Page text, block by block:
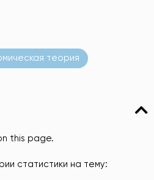
теория
this page.
статистики на тему: